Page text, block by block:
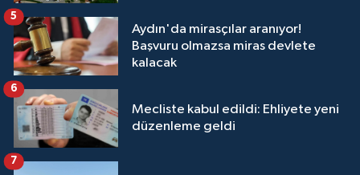
Aydın'da mirasçılar aranıyor!
Başvuru olmazsa miras devlete
kalacak
5
Mecliste kabul edildi: Ehliyete yeni
düzenleme geldi
6
7